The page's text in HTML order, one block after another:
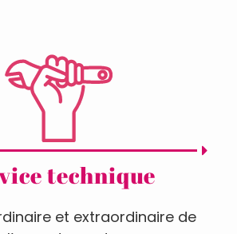
technique
et extraordinaire de